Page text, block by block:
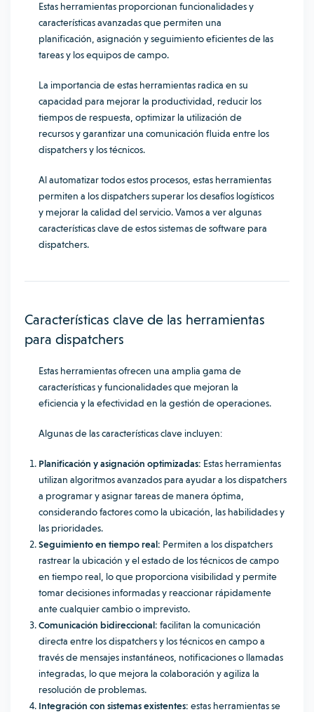
Estas herramientas proporcionan funcionalidades y
características avanzadas que permiten una
planificación, asignación y seguimiento eficientes de las
tareas y los equipos de campo.
La importancia de estas herramientas radica en su
capacidad para mejorar la productividad, reducir los
tiempos de respuesta, optimizar la utilización de
recursos y garantizar una comunicación fluida entre los
dispatchers y los técnicos.
Al automatizar todos estos procesos, estas herramientas
permiten a los dispatchers superar los desafíos logísticos
y mejorar la calidad del servicio. Vamos a ver algunas
características clave de estos sistemas de software para
dispatchers.
Características clave de las herramientas
para dispatchers
Estas herramientas ofrecen una amplia gama de
características y funcionalidades que mejoran la
eficiencia y la efectividad en la gestión de operaciones.
Algunas de las características clave incluyen:
Planificación y asignación optimizadas: Estas herramientas
utilizan algoritmos avanzados para ayudar a los dispatchers
a programar y asignar tareas de manera óptima,
considerando factores como la ubicación, las habilidades y
las prioridades.
Seguimiento en tiempo real: Permiten a los dispatchers
rastrear la ubicación y el estado de los técnicos de campo
en tiempo real, lo que proporciona visibilidad y permite
tomar decisiones informadas y reaccionar rápidamente
ante cualquier cambio o imprevisto.
Comunicación bidireccional: facilitan la comunicación
directa entre los dispatchers y los técnicos en campo a
través de mensajes instantáneos, notificaciones o llamadas
integradas, lo que mejora la colaboración y agiliza la
resolución de problemas.
Integración con sistemas existentes: estas herramientas se